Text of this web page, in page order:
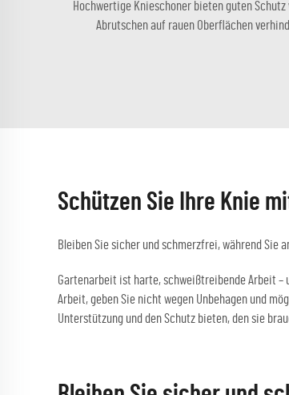
Hochwertige Knieschoner bieten guten
Abrutschen auf rauen Oberflächen
Schützen Sie Ihre Knie
Bleiben Sie sicher und schmerzfrei, während Sie
Gartenarbeit ist harte, schweißtreibende Arbeit –
Arbeit, geben Sie nicht wegen Unbehagen und
Unterstützung und den Schutz bieten, den sie